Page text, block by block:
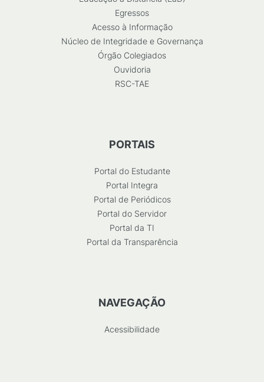
Egressos
Acesso à Informação
Núcleo de Integridade e Governança
Órgão Colegiados
Ouvidoria
RSC-TAE
PORTAIS
Portal do Estudante
Portal Integra
Portal de Periódicos
Portal do Servidor
Portal da TI
Portal da Transparência
NAVEGAÇÃO
Acessibilidade